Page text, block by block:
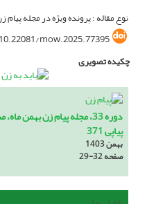
نوع مقاله : پرونده ویژه در مجله پیام
10.22081/mow.2025.77395
چکیده تصویری
پیاپی 371
بهمن 1403
صفحه29-32